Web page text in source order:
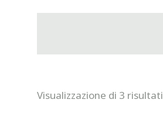
Visualizzazione di 3 risultati